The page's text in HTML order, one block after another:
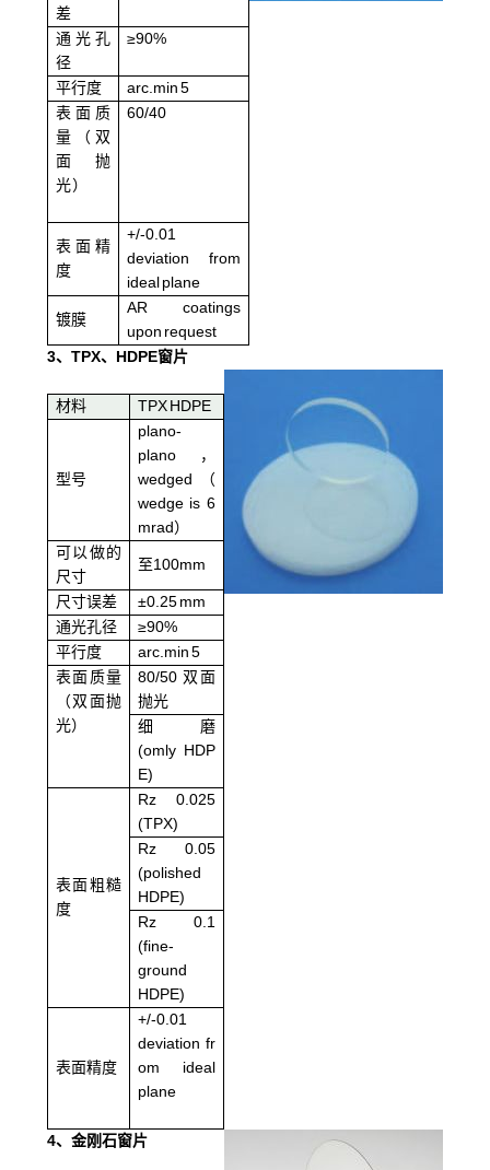
差
通光孔
径
≥90%
平行度
arc.min 5
表面质
量（双
面抛
光）
60/40
表面精
度
+/-0.01
deviation from
ideal plane
镀膜
AR coatings
upon request
3、 TPX、 HDPE窗片
材料 TPX HDPE
型号
plano-
plano，
wedged（
wedge is 6
mrad）
可以做的
尺寸
至100mm
尺寸误差
±0.25 mm
通光孔径
≥90%
平行度
arc.min 5
表面质量
（双面抛
光）
80/50 双面
抛光
细磨
(omly HDP
E)
表面粗糙
度
Rz 0.025
(TPX)
Rz 0.05
(polished
HDPE)
Rz 0.1
(fine-
ground
HDPE)
表面精度
+/-0.01
deviation fr
om ideal
plane
4、金刚石窗片